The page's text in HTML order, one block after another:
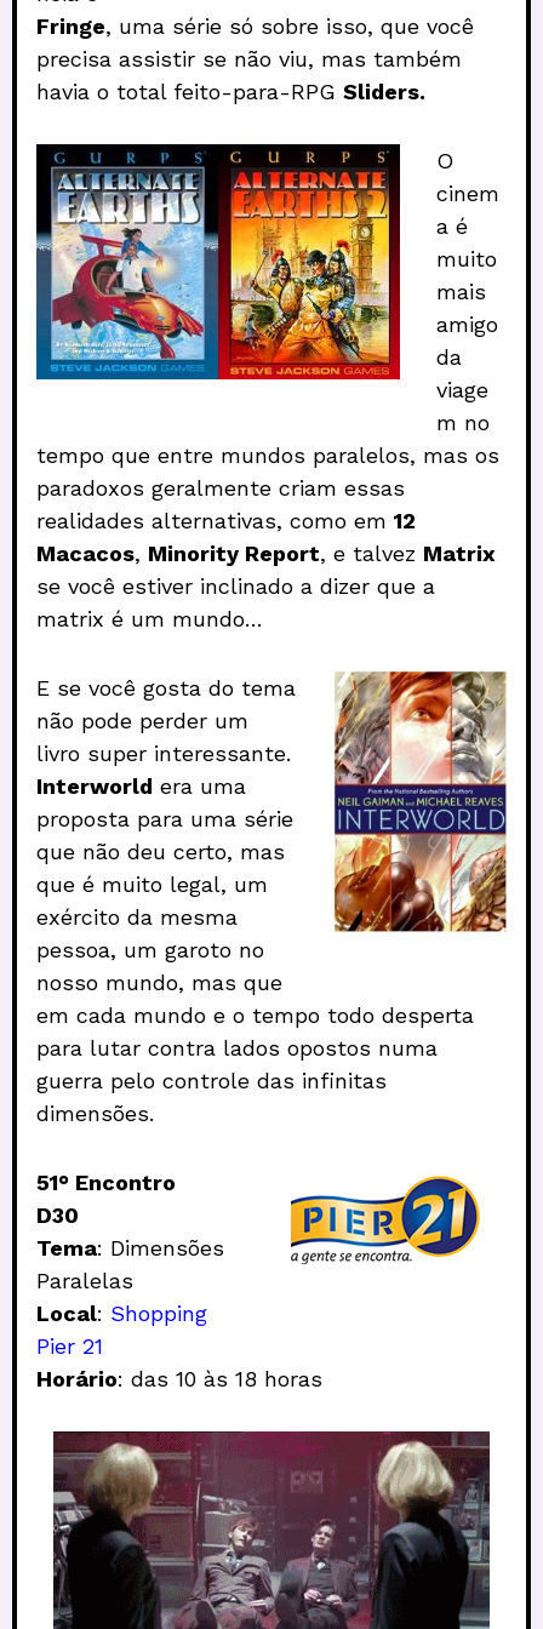
Fringe, uma série só sobre isso, que você
precisa assistir se não viu, mas também
havia o total feito-para-RPG Sliders.
O
cinem
a é
muito
mais
amigo
da
viage
m no
tempo que entre mundos paralelos, mas os
paradoxos geralmente criam essas
realidades alternativas, como em 12
Macacos, Minority Report, e talvez Matrix
se você estiver inclinado a dizer que a
matrix é um mundo…
E se você gosta do tema
não pode perder um
livro super interessante.
Interworld era uma
proposta para uma série
que não deu certo, mas
que é muito legal, um
exército da mesma
pessoa, um garoto no
nosso mundo, mas que
em cada mundo e o tempo todo desperta
para lutar contra lados opostos numa
guerra pelo controle das infinitas
dimensões.
51° Encontro
D30
Tema: Dimensões
Paralelas
Local: Shopping
Pier 21
Horário: das 10 às 18 horas